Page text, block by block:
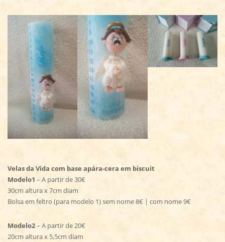
Velas da Vida com base apára-cera em biscuit
Modelo1 – A partir de 30€
30cm altura x 7cm diam
Bolsa em feltro (para modelo 1) sem nome 8€ | com nome 9€
Modelo2– A partir de 20€
20cm altura x 5,5cm diam